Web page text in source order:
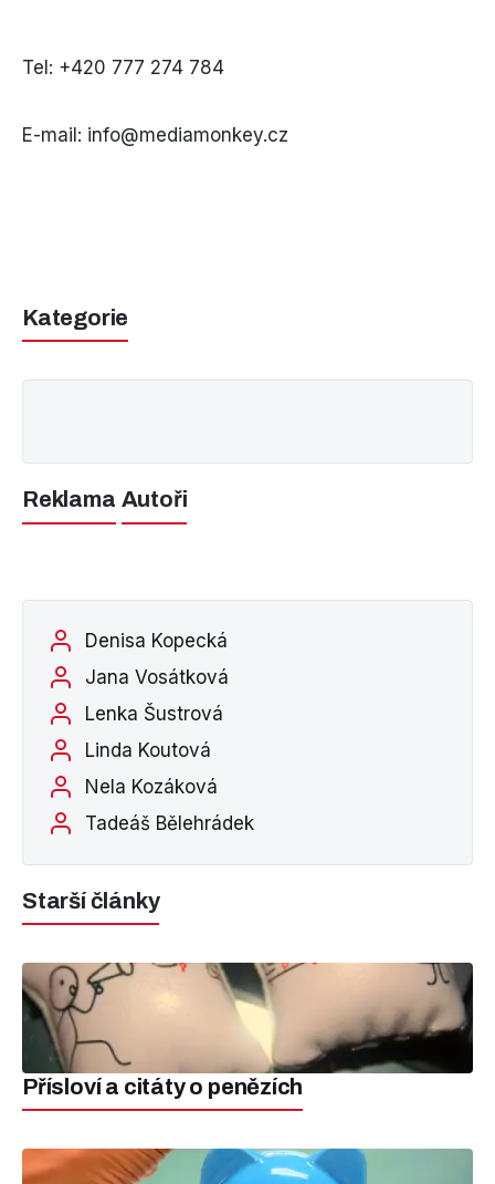
Tel: +420 777 274 784
E-mail: info@mediamonkey.cz
Kategorie
Reklama Autoři
Denisa Kopecká
Jana Vosátková
Lenka Šustrová
Linda Koutová
Nela Kozáková
Tadeáš Bělehrádek
Starší články
Přísloví a citáty o penězích